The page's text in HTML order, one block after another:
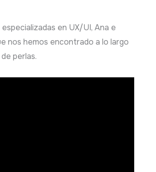
en UX/UI, Ana e
nos hemos encontrado a lo largo
perlas.